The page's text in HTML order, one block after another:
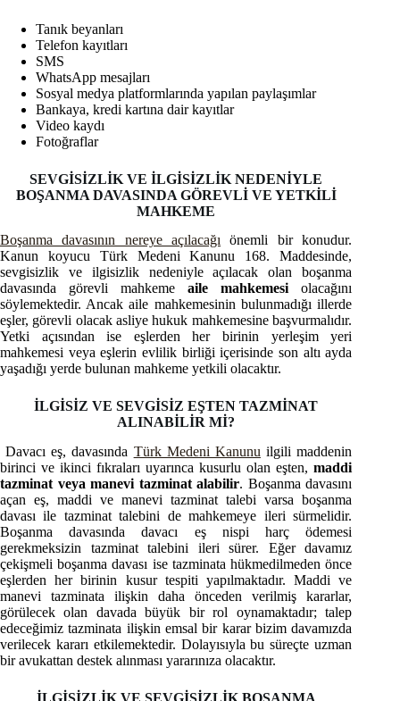
Tanık beyanları
Telefon kayıtları
SMS
WhatsApp mesajları
Sosyal medya platformlarında yapılan paylaşımlar
Bankaya, kredi kartına dair kayıtlar
Video kaydı
Fotoğraflar
SEVGİSİZLİK VE İLGİSİZLİK NEDENİYLE
BOŞANMA DAVASINDA GÖREVLİ VE YETKİLİ
MAHKEME
Boşanma davasının nereye açılacağı önemli bir konudur.
Kanun koyucu Türk Medeni Kanunu 168. Maddesinde,
sevgisizlik ve ilgisizlik nedeniyle açılacak olan boşanma
davasında görevli mahkemeaile mahkemesi olacağını
söylemektedir. Ancak aile mahkemesinin bulunmadığı illerde
eşler, görevli olacak asliye hukuk mahkemesine başvurmalıdır.
Yetki açısından ise eşlerden her birinin yerleşim yeri
mahkemesi veya eşlerin evlilik birliği içerisinde son altı ayda
yaşadığı yerde bulunan mahkeme yetkili olacaktır.
İLGİSİZ VE SEVGİSİZ EŞTEN TAZMİNAT
ALINABİLİR Mİ?
Davacı eş, davasında Türk Medeni Kanunu ilgili maddenin
birinci ve ikinci fıkraları uyarınca kusurlu olan eşten,maddi
tazminat veya manevi tazminat alabilir. Boşanma davasını
açan eş, maddi ve manevi tazminat talebi varsa boşanma
davası ile tazminat talebini de mahkemeye ileri sürmelidir.
Boşanma davasında davacı eş nispi harç ödemesi
gerekmeksizin tazminat talebini ileri sürer. Eğer davamız
çekişmeli boşanma davası ise tazminata hükmedilmeden önce
eşlerden her birinin kusur tespiti yapılmaktadır. Maddi ve
manevi tazminata ilişkin daha önceden verilmiş kararlar,
görülecek olan davada büyük bir rol oynamaktadır; talep
edeceğimiz tazminata ilişkin emsal bir karar bizim davamızda
verilecek kararı etkilemektedir. Dolayısıyla bu süreçte uzman
bir avukattan destek alınması yararınıza olacaktır.